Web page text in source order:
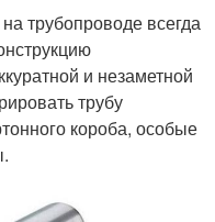
трубопроводе всегда
и незаметной
трубу
короба, особые